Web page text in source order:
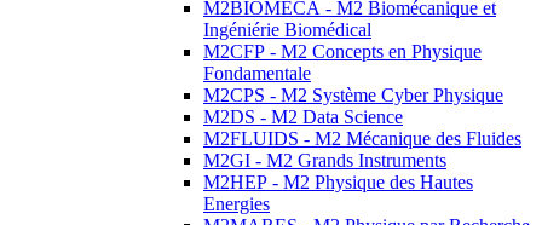
M2BIOMECA - M2 Biomécanique et
Ingéniérie Biomédical
M2CFP - M2 Concepts en Physique
Fondamentale
M2CPS - M2 Système Cyber Physique
M2DS - M2 Data Science
M2FLUIDS - M2 Mécanique des Fluides
M2GI - M2 Grands Instruments
M2HEP - M2 Physique des Hautes
Energies